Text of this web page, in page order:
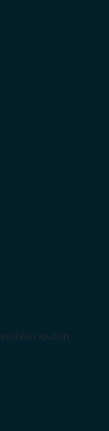
PRO BAZÉNY